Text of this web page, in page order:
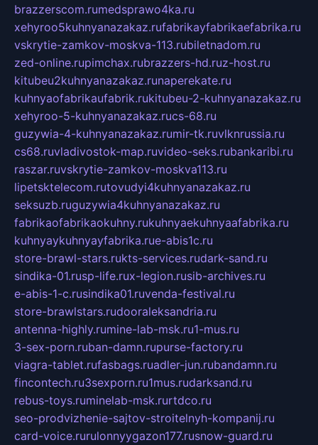
brazzerscom.rumedsprawo4ka.ru
xehyroo5kuhnyanazakaz.rufabrikayfabrikaefabrika.ru
vskrytie-zamkov-moskva-113.rubiletnadom.ru
zed-online.rupimchax.rubrazzers-hd.ruz-host.ru
kitubeu2kuhnyanazakaz.runaperekate.ru
kuhnyaofabrikaufabrik.rukitubeu-2-kuhnyanazakaz.ru
xehyroo-5-kuhnyanazakaz.rucs-68.ru
guzywia-4-kuhnyanazakaz.rumir-tk.ruvlknrussia.ru
cs68.ruvladivostok-map.ruvideo-seks.rubankaribi.ru
raszar.ruvskrytie-zamkov-moskva113.ru
lipetsktelecom.rutovudyi4kuhnyanazakaz.ru
seksuzb.ruguzywia4kuhnyanazakaz.ru
fabrikaofabrikaokuhny.rukuhnyaekuhnyaafabrika.ru
kuhnyaykuhnyayfabrika.rue-abis1c.ru
store-brawl-stars.rukts-services.rudark-sand.ru
sindika-01.rusp-life.rux-legion.rusib-archives.ru
e-abis-1-c.rusindika01.ruvenda-festival.ru
store-brawlstars.rudooraleksandria.ru
antenna-highly.rumine-lab-msk.ru1-mus.ru
3-sex-porn.ruban-damn.rupurse-factory.ru
viagra-tablet.rufasbags.ruadler-jun.rubandamn.ru
fincontech.ru3sexporn.ru1mus.rudarksand.ru
rebus-toys.ruminelab-msk.rurtdco.ru
seo-prodvizhenie-sajtov-stroitelnyh-kompanij.ru
card-voice.rurulonnyygazon177.rusnow-guard.ru